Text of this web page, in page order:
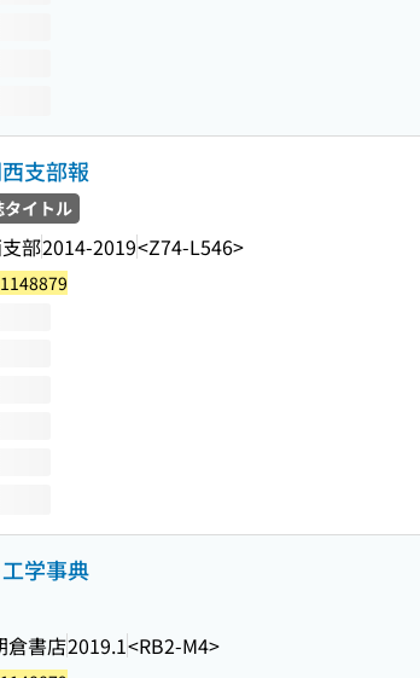
支部報
タイトル
部2014-2019<Z74-L546>
学事典
倉書店2019.1<RB2-M4>